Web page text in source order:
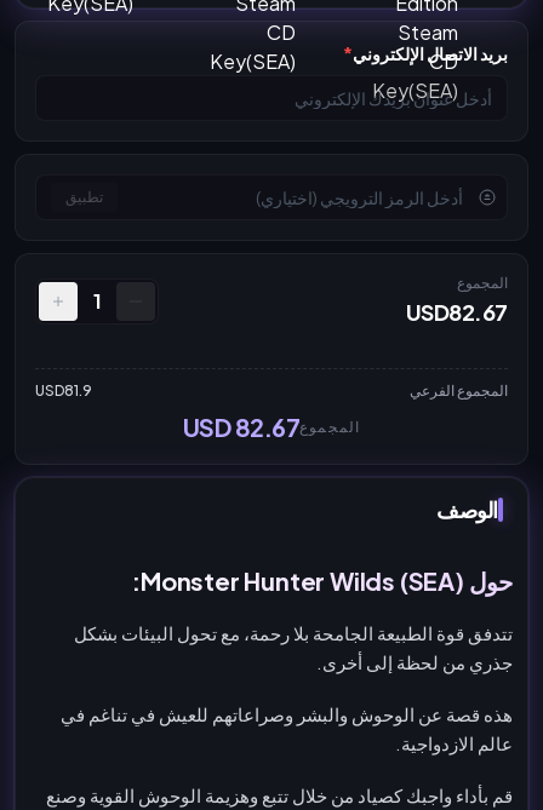
بريد الاتصال الإلكتروني*
تطبيق
المجموع
USD82.67
1
المجموع الفرعي
USD81.9
المجموعUSD 82.67
الوصف
حول Monster Hunter Wilds (SEA):
تتدفق قوة الطبيعة الجامحة بلا رحمة، مع تحول البيئات بشكل
جذري من لحظة إلى أخرى.
هذه قصة عن الوحوش والبشر وصراعاتهم للعيش في تناغم في
عالم الازدواجية.
قم بأداء واجبك كصياد من خلال تتبع وهزيمة الوحوش القوية وصنع